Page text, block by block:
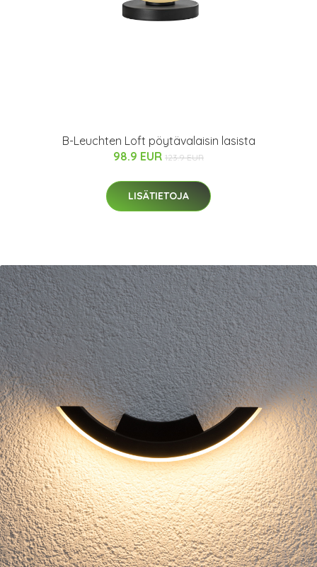
B-Leuchten Loft pöytävalaisin lasista
98.9 EUR 123.9 EUR
LISÄTIETOJA